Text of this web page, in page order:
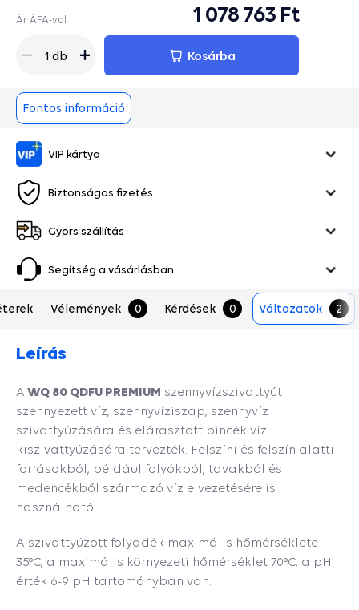
Ár ÁFA-val 1 078 763 Ft
1 db Kosárba
Fontos információ
VIP kártya
Biztonságos fizetés
Gyors szállítás
Segítség a vásárlásban
Vélemények 0 Kérdések 0 Változatok 2
Leírás
A WQ 80 QDFU PREMIUM szennyvízszivattyút
szennyezett víz, szennyvíziszap, szennyvíz
szivattyúzására és elárasztott pincék víz
kiszivattyúzására tervezték. Felszíni és felszín alatti
forrásokból, például folyókból, tavakból és
medencékből származó víz elvezetésére is
használható.
A szivattyúzott folyadék maximális hőmérséklete
35°C, a maximális környezeti hőmérséklet 70°C, a pH
érték 6-9 pH tartományban van.